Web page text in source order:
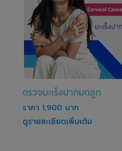
ตรวจมะเร็งปากมดลูก
ราคา 1,900 บาท
ดูรายละเอียดเพิ่มเติม